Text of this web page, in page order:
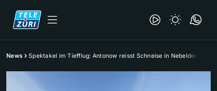
News Spektakel im Tiefflug: Antonow reisst Schneise in Nebeldecke